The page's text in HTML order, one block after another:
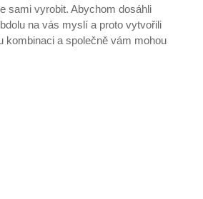
sami vyrobit. Abychom dosáhli
na vás myslí a proto vytvořili
kombinaci a společně vám mohou